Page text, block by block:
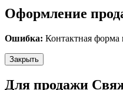
Оформление
Ошибка: Контактная форма
Закрыть
Для продажи